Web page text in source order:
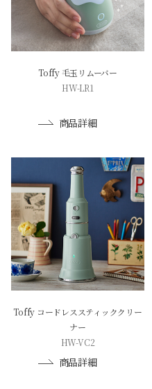
Toffy 毛玉リムーバー
HW-LR1
商品詳細
Toffy コードレススティッククリー
ナー
HW-VC2
商品詳細